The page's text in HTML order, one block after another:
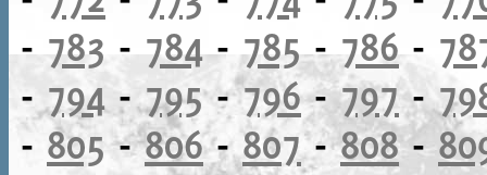
-783 -784-785-786-
- 794 -795-796-797-
- 805-806-807-808-